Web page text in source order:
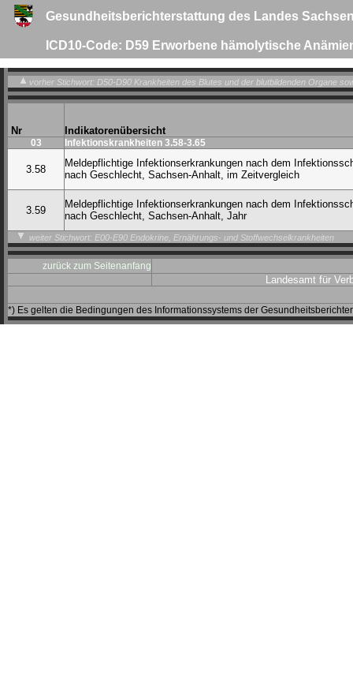
Gesundheitsberichterstattung des Landes
ICD10-Code: D59 Erworbene hämolytische
vorher Stichwort: D50-D90 Krankheiten des Blutes und der blutbildenden Organe
Nr Indikatorenübersicht
03 Infektionskrankheiten 3.58-3.65
3.58
Meldepflichtige Infektionserkrankungen nach dem
nach Geschlecht, Sachsen-Anhalt, im Zeitvergleich
3.59
Meldepflichtige Infektionserkrankungen nach dem
nach Geschlecht, Sachsen-Anhalt, Jahr
weiter Stichwort: E00-E90 Endokrine, Ernährungs- und Stoffwechselkrankheiten
zurück zum Seitenanfang
Landesamt für
*) Es gelten die Bedingungen des Informationssystems der